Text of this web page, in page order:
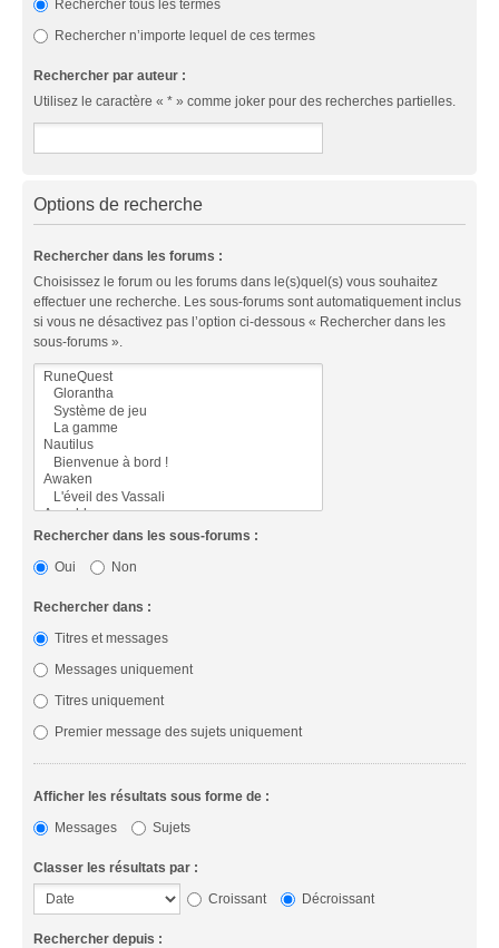
Rechercher tous les termes
Rechercher n’importe lequel de ces termes
Rechercher par auteur :
Utilisez le caractère « * » comme joker pour des recherches partielles.
Options de recherche
Rechercher dans les forums :
Choisissez le forum ou les forums dans le(s)quel(s) vous souhaitez
effectuer une recherche. Les sous-forums sont automatiquement inclus
si vous ne désactivez pas l’option ci-dessous « Rechercher dans les
sous-forums ».
Rechercher dans les sous-forums :
Oui
Non
Rechercher dans :
Titres et messages
Messages uniquement
Titres uniquement
Premier message des sujets uniquement
Afficher les résultats sous forme de :
Messages
Sujets
Classer les résultats par :
Croissant
Décroissant
Rechercher depuis :